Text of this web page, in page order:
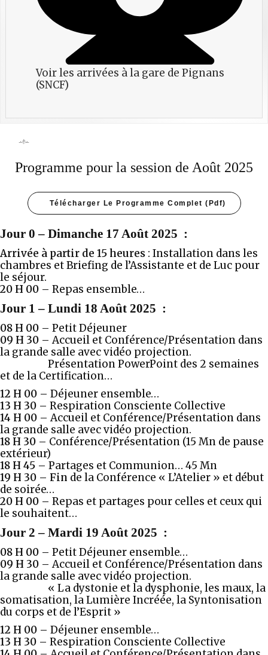
Voir les arrivées à la gare de Pignans
(SNCF)
Programme pour la session de Août 2025
Télécharger Le Programme Complet (pdf)
Jour 0 – Dimanche 17 Août 2025 :
Arrivée à partir de 15 heures : Installation dans les
chambres et Briefing de l’Assistante et de Luc pour
le séjour.
20 H 00 – Repas ensemble…
Jour 1 – Lundi 18 Août 2025 :
08 H 00 – Petit Déjeuner
09 H 30 – Accueil et Conférence/Présentation dans
la grande salle avec vidéo projection.
Présentation PowerPoint des 2 semaines
et de la Certification…
12 H 00 – Déjeuner ensemble…
13 H 30 – Respiration Consciente Collective
14 H 00 – Accueil et Conférence/Présentation dans
la grande salle avec vidéo projection.
18 H 30 – Conférence/Présentation (15 Mn de pause
extérieur)
18 H 45 – Partages et Communion… 45 Mn
19 H 30 – Fin de la Conférence « L’Atelier » et début
de soirée…
20 H 00 – Repas et partages pour celles et ceux qui
le souhaitent…
Jour 2 – Mardi 19 Août 2025 :
08 H 00 – Petit Déjeuner ensemble…
09 H 30 – Accueil et Conférence/Présentation dans
la grande salle avec vidéo projection.
« La dystonie et la dysphonie, les maux, la
somatisation, la Lumière Incréée, la Syntonisation
du corps et de l’Esprit »
12 H 00 – Déjeuner ensemble…
13 H 30 – Respiration Consciente Collective